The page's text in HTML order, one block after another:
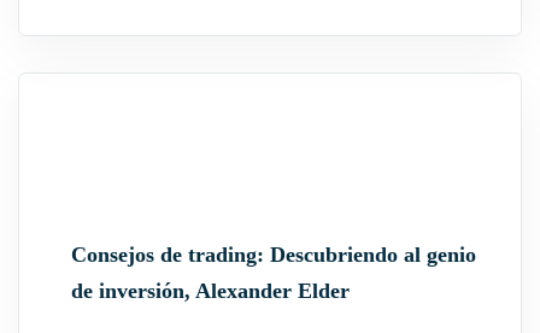
Consejos de trading: Descubriendo al genio
de inversión, Alexander Elder